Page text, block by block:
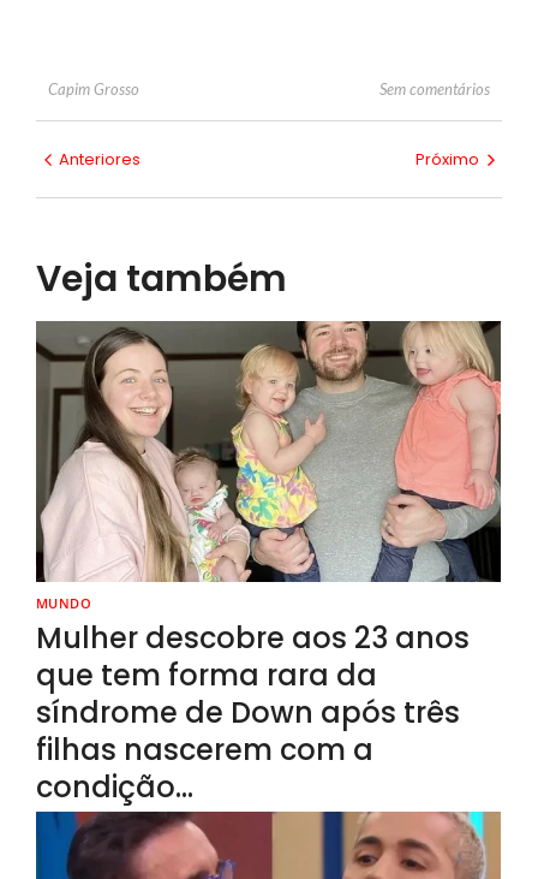
Capim Grosso Sem comentários
Anteriores Próximo
Veja também
MUNDO
Mulher descobre aos 23 anos
que tem forma rara da
síndrome de Down após três
filhas nascerem com a
condição…